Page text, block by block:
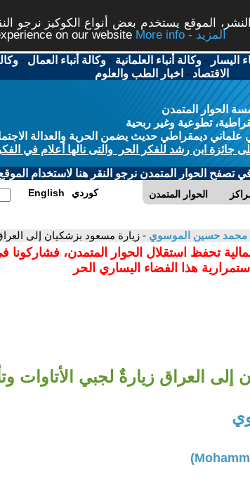
الموقع يستخدم بعض أنواع الكوكيز نرجو
on our website
More info - المزيد
اليسار -وكالة أنباء العلمانية -وكالة أنباء العمال -
الاقتصاد - اخبار الطب والعلوم
الحوار المتمدن
تطوعية وغير ربحية
ديمقراطي حديث يضمن الحرية والعدالة
جائزة ابن رشد للفكر الحر والتى نالها أعلام في
تصفح الحوار المتمدن نرجو النقر هنا لاستخدام
الحوار المتمدن English كوردي
محمد حسين الموسوي - زيارة مسعود بزشكيان إلى العراق
تحفظ استقلال الحوار المتمدن،
استمرارية هذا الفضاء اليساري الحر
العراق زيارةٌ لجبي الأتاوات